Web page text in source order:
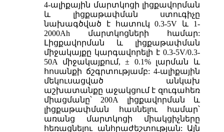
4-ալիքային մարտկոցի լիցքավորման
և լիցքաթափման ստուգիչը
նախագծված է հատուկ 0.3-5V և 1-
2000Ah մարտկոցների համար:
Լիցքավորման և լիցքաթափման
միջակայքը կարգավորելի է 0.3-5V/0.3-
50A միջակայքում, ± 0.1% լարման և
հոսանքի ճշգրտությամբ: 4-ալիքային
մեկուսացված անկախ
աշխատանքը աջակցում է զուգահեռ
միացմանը՝ 200A լիցքավորման և
լիցքաթափման հասնելու համար՝
առանց մարտկոցի միակցիչները
հեռացնելու անհրաժեշտության: Այն